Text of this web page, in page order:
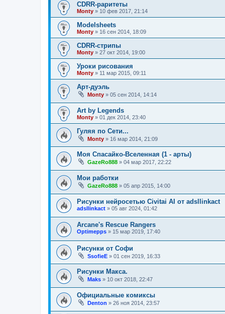
CDRR-раритеты
Monty » 10 фев 2017, 21:14
Modelsheets
Monty » 16 сен 2014, 18:09
CDRR-стрипы
Monty » 27 окт 2014, 19:00
Уроки рисования
Monty » 11 мар 2015, 09:11
Арт-дуэль
Monty » 05 сен 2014, 14:14
Art by Legends
Monty » 01 дек 2014, 23:40
Гуляя по Сети...
Monty » 16 мар 2014, 21:09
Моя Спасайко-Вселенная (1 - арты)
GazeRo888 » 04 мар 2017, 22:22
Мои работки
GazeRo888 » 05 апр 2015, 14:00
Рисунки нейросетью Civitai AI от adsllinkact
adsllinkact » 05 авг 2024, 01:42
Arcane's Rescue Rangers
Optimepps » 15 мар 2019, 17:40
Рисунки от Софи
SsofieE » 01 сен 2019, 16:33
Рисунки Макса.
Maks » 10 окт 2018, 22:47
Официальные комиксы
Denton » 26 ноя 2014, 23:57